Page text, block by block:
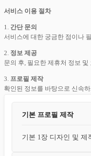
서비스 이용 절차
1. 간단 문의
서비스에 대한 궁금한 점이나
2. 정보 제공
문의 후, 필요한 제휴처 정보
3. 프로필 제작
확인된 정보를 바탕으로 신속
기본 프로필 제작
기본 1장 디자인 및 제